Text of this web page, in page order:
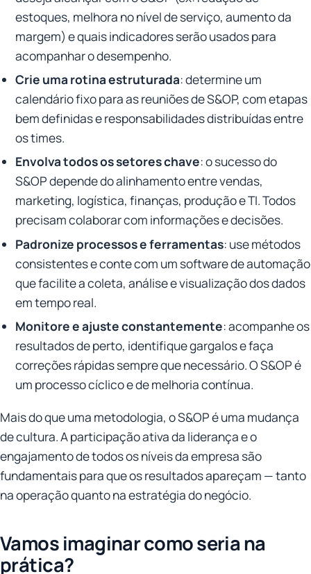
estoques, melhora no nível de serviço, aumento da
margem) e quais indicadores serão usados para
acompanhar o desempenho.
Crie uma rotina estruturada: determine um
calendário fixo para as reuniões de S&OP, com etapas
bem definidas e responsabilidades distribuídas entre
os times.
Envolva todos os setores chave: o sucesso do
S&OP depende do alinhamento entre vendas,
marketing, logística, finanças, produção e TI. Todos
precisam colaborar com informações e decisões.
Padronize processos e ferramentas: use métodos
consistentes e conte com um software de automação
que facilite a coleta, análise e visualização dos dados
em tempo real.
Monitore e ajuste constantemente: acompanhe os
resultados de perto, identifique gargalos e faça
correções rápidas sempre que necessário. O S&OP é
um processo cíclico e de melhoria contínua.
Mais do que uma metodologia, o S&OP é uma mudança
de cultura. A participação ativa da liderança e o
engajamento de todos os níveis da empresa são
fundamentais para que os resultados apareçam — tanto
na operação quanto na estratégia do negócio.
Vamos imaginar como seria na
prática?